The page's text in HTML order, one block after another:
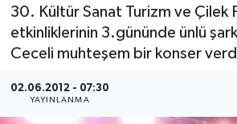
30. Kültür Sanat Turizm ve Çilek
etkinliklerinin 3.gününde ünlü
Ceceli muhteşem bir konser
02.06.2012 - 07:30
YAYINLANMA
Medya